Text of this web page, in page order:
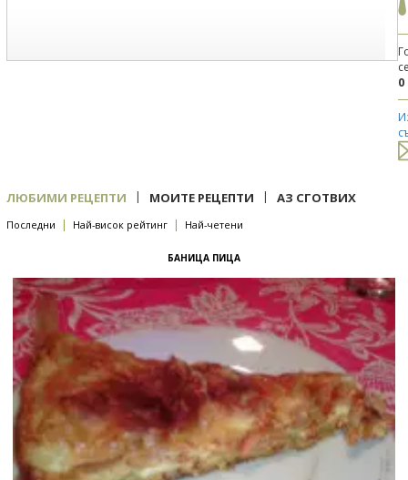
0
ЛЮБИМИ РЕЦЕПТИ | МОИТЕ РЕЦЕПТИ | АЗ СГОТВИХ
Последни | Най-висок рейтинг | Най-четени
БАНИЦА ПИЦА